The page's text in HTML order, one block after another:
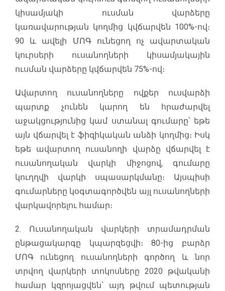
կիսամյակի ուսման վարձերը
կառավարության կողմից կվճարվեն 100%-ով։
90 և ավելի ՄՈԳ ունեցող ոչ ավարտական
կուրսերի ուսանողների կիսամյակային
ուսման վարձերը կվճարվեն 75%-ով։
Ավարտող ուսանողները ովքեր ուսվարձի
պարտք չունեն կարող են հրաժարվել
աջակցությունից կամ ստանալ գումարը՝ եթե
այն վճարվել է ֆիզիկական անձի կողմից։ Իսկ
եթե ավարտող ուսանողի վարձը վճարվել է
ուսանողական վարկի միջոցով, գումարը
կուղղվի վարկի սպասարկմանը։ Այսպիսի
գումարները կօգտագործվեն այլ ուսանողների
վարկավորելու համար։
2. Ուսանողական վարկերի տրամադրման
ընթացակարգը կպարզեցվի։ 80-ից բարձր
ՄՈԳ ունեցող ուսանողների գործող և նոր
տրվող վարկերի տոկոսները 2020 թվականի
համար կզրոյացվեն՝ այդ թվում պետության